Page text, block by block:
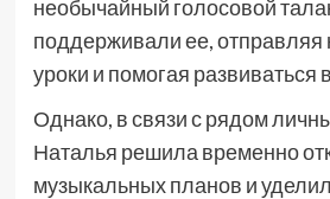
необычайный голосовой
поддерживали ее, отправляя
уроки и помогая развиваться
Однако, в связи с рядом
Наталья решила временно
музыкальных планов и